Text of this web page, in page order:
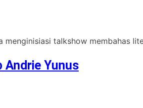
talkshow membahas
Andrie Yunus